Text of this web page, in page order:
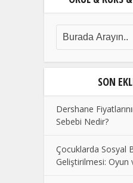
SON
Dershane
Sebebi Nedir?
Çocuklarda Sosyal
Geliştirilmesi: Oyun